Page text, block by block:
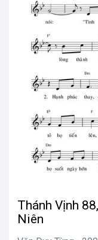
Thánh Vịnh
Niên